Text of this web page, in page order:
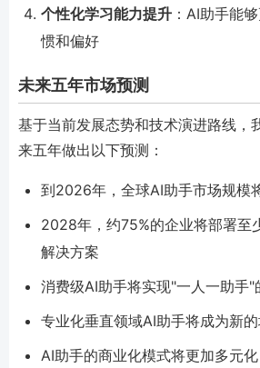
个性化学习能力提升 ：AI助手能
惯和偏好
未来五年市场预测
基于当前发展态势和技术演进路线，
来五年做出以下预测：
到2026年，全球AI助手市场规模
2028年，约75%的企业将部署至
解决方案
消费级AI助手将实现"一人一助手"
专业化垂直领域AI助手将成为新
AI助手的商业化模式将更加多元化